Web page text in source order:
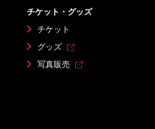
チケット・グッズ
チケット
グッズ
写真販売